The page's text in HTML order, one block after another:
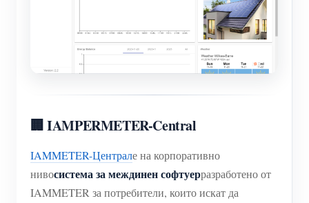
🏢 IAMPERMETER-Central
IAMMETER-Централе на корпоративно
нивосистема за междинен софтуерразработено от
IAMMETER за потребители, които искат да